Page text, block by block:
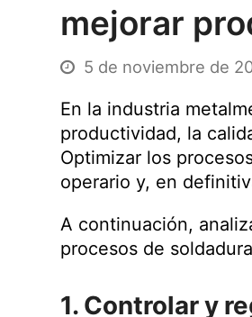
mejorar
5 de noviembre de
En la industria
productividad, la
Optimizar los
operario y, en
A continuación,
procesos de
1. Controlar y